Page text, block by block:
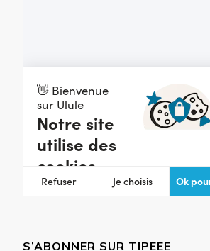
S’ABONNER SUR TIPEEE